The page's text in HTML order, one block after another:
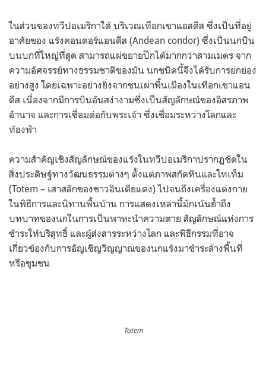
ในส่วนของทวีปอเมริกาใต้ บริเวณเทือกเขาแอสดีส ซึ่งเป็นที่อยู่
อาศัยของ แร้งคอนดอร์แอนดีส (Andean condor) ซึ่งเป็นนกบิน
บนบกที่ใหญ่ที่สุด สามารถแผ่ขยายปีกได้มากกว่าสามเมตร จาก
ความอัศจรรย์ทางธรรมชาติของมัน นกชนิดนี้จึงได้รับการยกย่อง
อย่างสูง โดยเฉพาะอย่างยิ่งจากชนเผ่าพื้นเมืองในเทือกเขาแอน
ดีส เนื่องจากมีการบินอันสง่างามซึ่งเป็นสัญลักษณ์ของอิสรภาพ
อำนาจ และการเชื่อมต่อกับพระเจ้า ซึ่งเชื่อมระหว่างโลกและ
ท้องฟ้า
ความสำคัญเชิงสัญลักษณ์ของแร้งในทวีปอเมริกาปรากฏชัดใน
สิ่งประดิษฐ์ทางวัฒนธรรมต่างๆ ตั้งแต่ภาพสกัดหินและโทเท็ม
(Totem – เสาสลักของชาวอินเดียแดง) ไปจนถึงเครื่องแต่งกาย
ในพิธีการและนิทานพื้นบ้าน การแสดงเหล่านี้มักเน้นย้ำถึง
บทบาทของนกในการเป็นพาหะนำความตาย สัญลักษณ์แห่งการ
ชำระให้บริสุทธิ์ และผู้ส่งสารระหว่างโลก และพิธีกรรมที่อาจ
เกี่ยวข้องกับการอัญเชิญวิญญาณของนกแร้งมาชำระล้างพื้นที่
หรือชุมชน
Totem